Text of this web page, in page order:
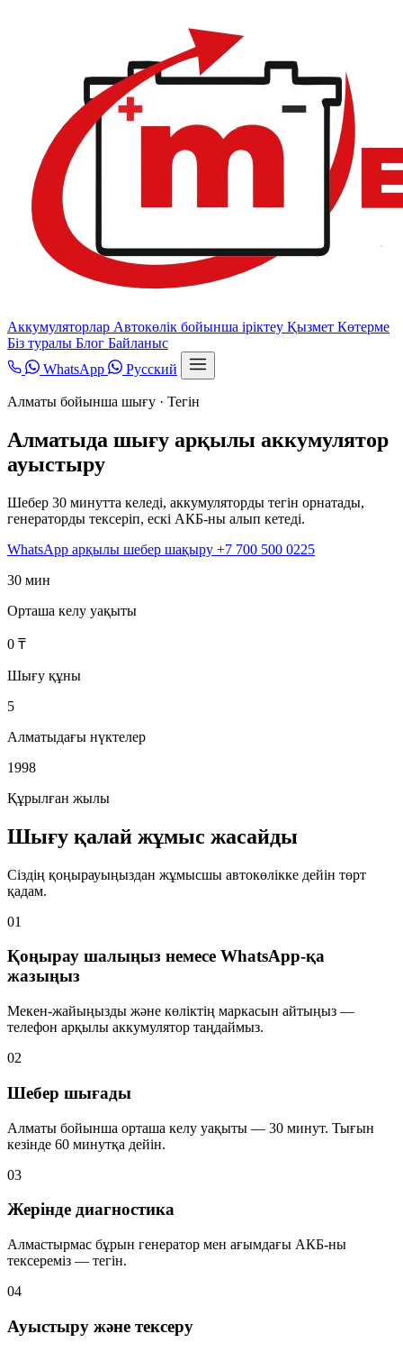
Аккумуляторлар Автокөлік бойынша іріктеу Қызмет Көтерме
Біз туралы Блог Байланыс
WhatsApp
Русский
Алматы бойынша шығу · Тегін
Алматыда шығу арқылы аккумулятор
ауыстыру
Шебер 30 минутта келеді, аккумуляторды тегін орнатады,
генераторды тексеріп, ескі АКБ-ны алып кетеді.
WhatsApp арқылы шебер шақыру +7 700 500 0225
30 мин
Орташа келу уақыты
0 ₸
Шығу құны
5
Алматыдағы нүктелер
1998
Құрылған жылы
Шығу қалай жұмыс жасайды
Сіздің қоңырауыңыздан жұмысшы автокөлікке дейін төрт
қадам.
01
Қоңырау шалыңыз немесе WhatsApp-қа
жазыңыз
Мекен-жайыңызды және көліктің маркасын айтыңыз —
телефон арқылы аккумулятор таңдаймыз.
02
Шебер шығады
Алматы бойынша орташа келу уақыты — 30 минут. Тығын
кезінде 60 минутқа дейін.
03
Жерінде диагностика
Алмастырмас бұрын генератор мен ағымдағы АКБ-ны
тексереміз — тегін.
04
Ауыстыру және тексеру